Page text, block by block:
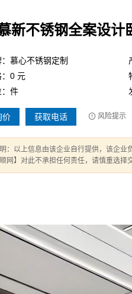
新不锈钢全案设计
慕心不锈钢定制
：0 元
：件
价 获取电话 风险提示
：以上信息由该企业自行提供，该企业
顺网】对此不承担任何责任，请慎重选择